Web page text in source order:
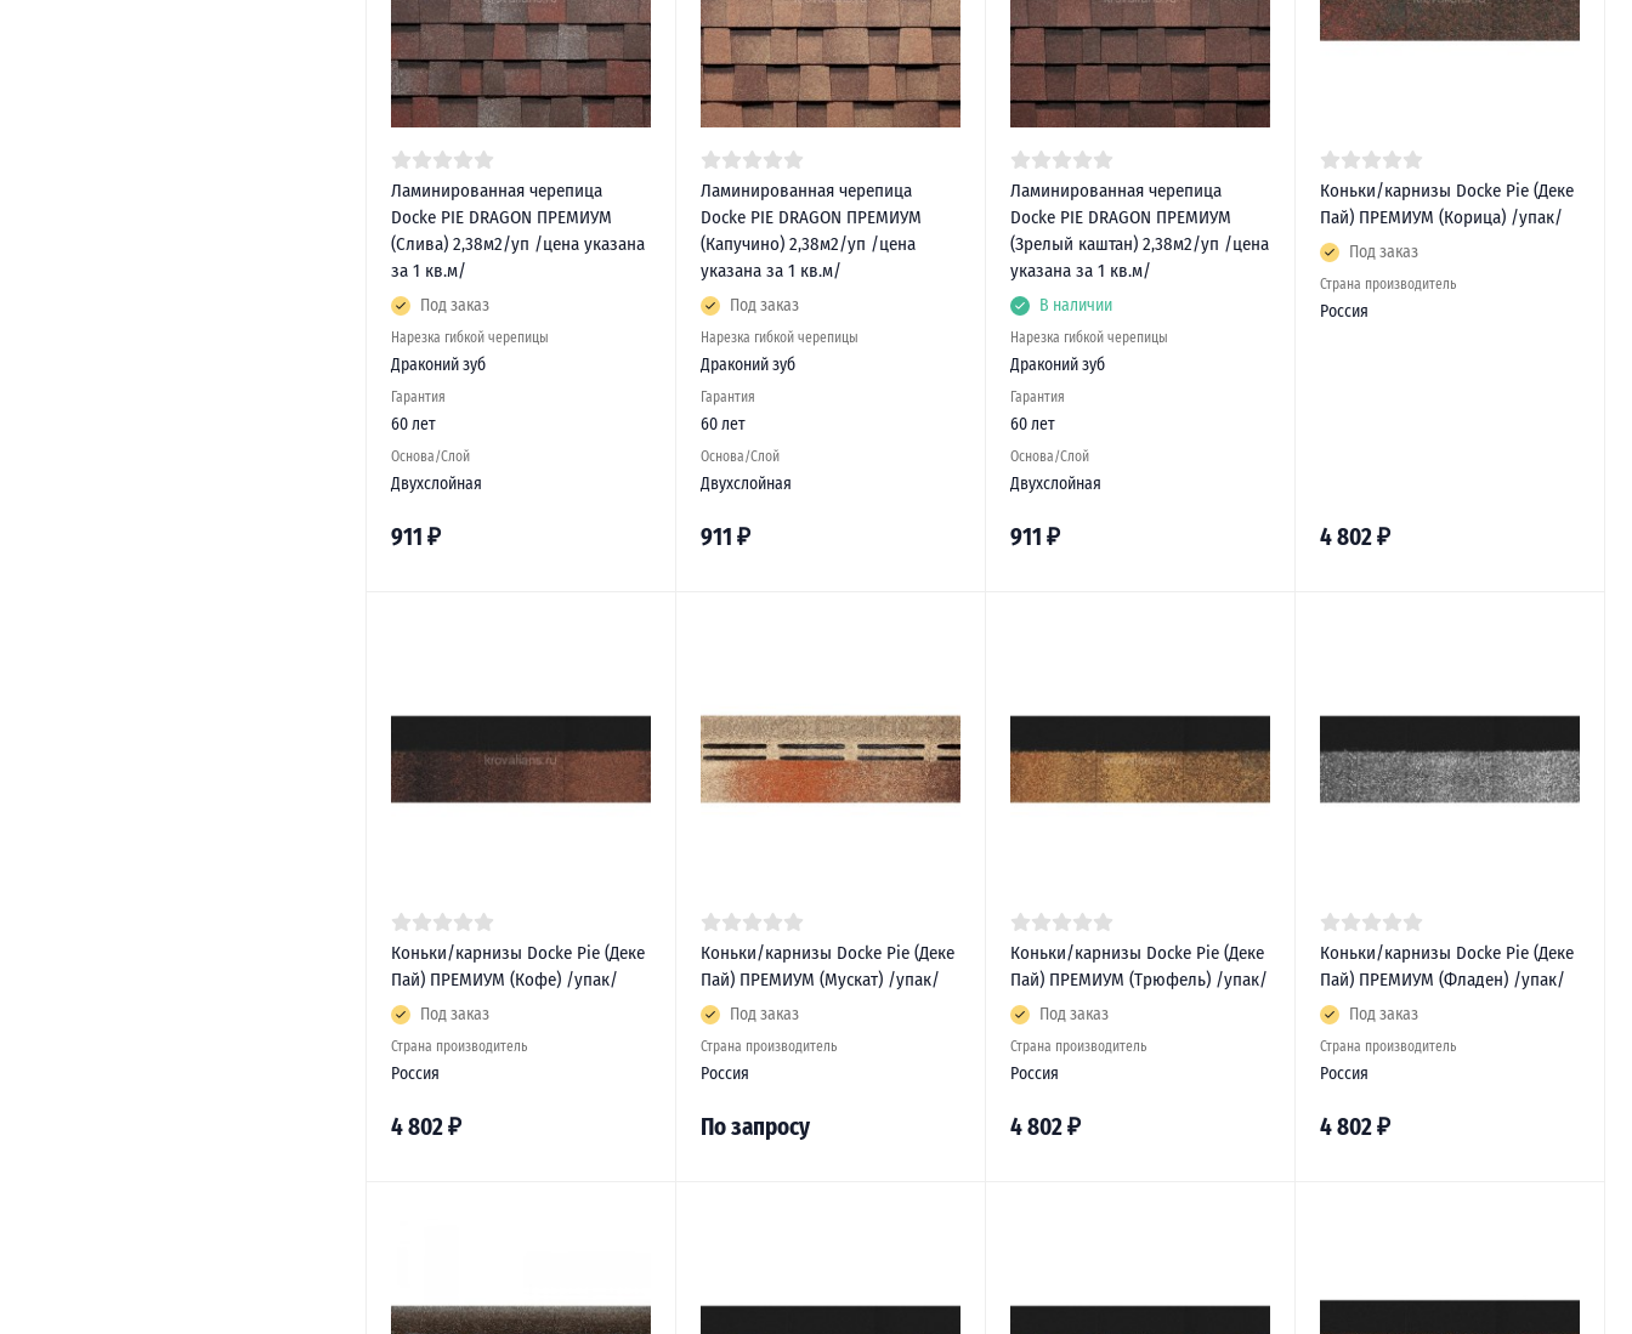
Ламинированная черепица
Docke PIE DRAGON ПРЕМИУМ
(Слива) 2,38м2/уп /цена указана
за 1 кв.м/
Под заказ
Нарезка гибкой черепицы
Драконий зуб
Гарантия
60 лет
Основа/Слой
Двухслойная
911 ₽
Ламинированная черепица
Docke PIE DRAGON ПРЕМИУМ
(Капучино) 2,38м2/уп /цена
указана за 1 кв.м/
Под заказ
Нарезка гибкой черепицы
Драконий зуб
Гарантия
60 лет
Основа/Слой
Двухслойная
911 ₽
Ламинированная черепица
Docke PIE DRAGON ПРЕМИУМ
(Зрелый каштан) 2,38м2/уп /цена
указана за 1 кв.м/
В наличии
Нарезка гибкой черепицы
Драконий зуб
Гарантия
60 лет
Основа/Слой
Двухслойная
911 ₽
Коньки/карнизы Docke Pie (Деке
Пай) ПРЕМИУМ (Корица) /упак/
Под заказ
Страна производитель
Россия
4 802₽
Коньки/карнизы Docke Pie (Деке
Пай) ПРЕМИУМ (Кофе) /упак/
Под заказ
Страна производитель
Россия
4 802₽
Коньки/карнизы Docke Pie (Деке
Пай) ПРЕМИУМ (Мускат) /упак/
Под заказ
Страна производитель
Россия
По запросу
Коньки/карнизы Docke Pie (Деке
Пай) ПРЕМИУМ (Трюфель) /упак/
Под заказ
Страна производитель
Россия
4 802₽
Коньки/карнизы Docke Pie (Деке
Пай) ПРЕМИУМ (Фладен) /упак/
Под заказ
Страна производитель
Россия
4 802₽